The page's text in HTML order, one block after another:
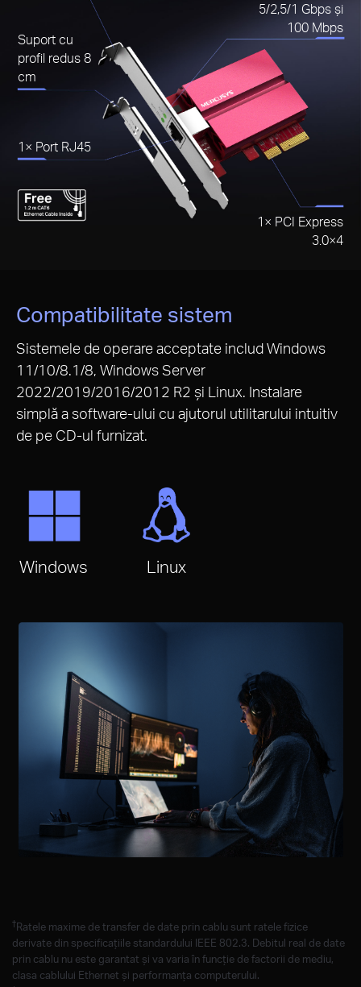
Suport cu
profil redus 8
cm
5/2,5/1 Gbps și
100 Mbps
1× PCI Express
3.0×4
1× Port RJ45
Compatibilitate sistem
Sistemele de operare acceptate includ Windows
11/10/8.1/8, Windows Server
2022/2019/2016/2012 R2 și Linux. Instalare
simplă a software-ului cu ajutorul utilitarului intuitiv
de pe CD-ul furnizat.
Windows Linux
†Ratele maxime de transfer de date prin cablu sunt ratele fizice
derivate din specificațiile standardului IEEE 802.3. Debitul real de date
prin cablu nu este garantat și va varia în funcție de factorii de mediu,
clasa cablului Ethernet și performanța computerului.